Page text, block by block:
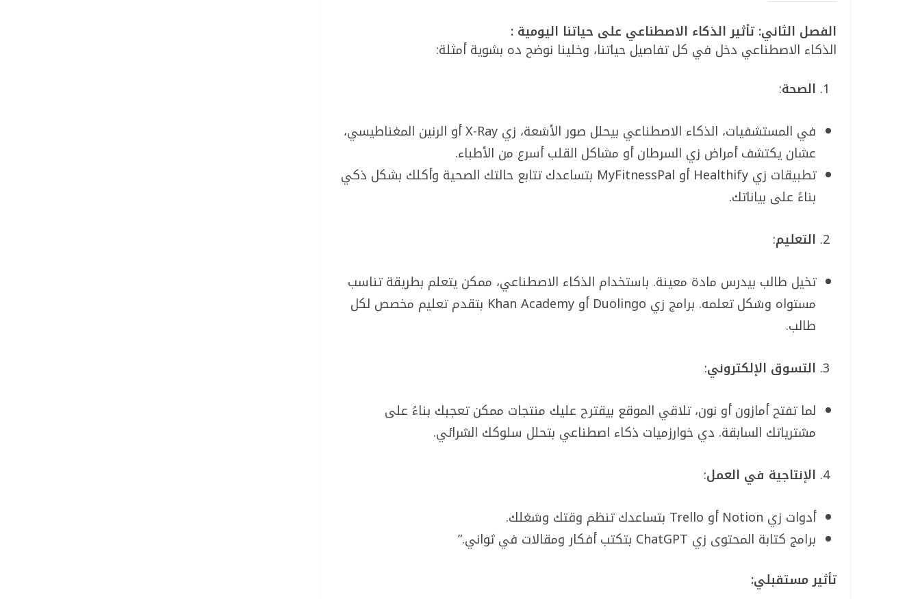
الفصل الثاني: تأثير الذكاء الاصطناعي على حياتنا اليومية :
الذكاء الاصطناعي دخل في كل تفاصيل حياتنا، وخلينا نوضح ده بشوية أمثلة:
الصحة:
في المستشفيات، الذكاء الاصطناعي بيحلل صور الأشعة، زي X-Ray أو الرنين المغناطيسي،
عشان يكتشف أمراض زي السرطان أو مشاكل القلب أسرع من الأطباء.
تطبيقات زي Healthify أو MyFitnessPal بتساعدك تتابع حالتك الصحية وأكلك بشكل ذكي
بناءً على بياناتك.
التعليم:
تخيل طالب بيدرس مادة معينة. باستخدام الذكاء الاصطناعي، ممكن يتعلم بطريقة تناسب
مستواه وشكل تعلمه. برامج زي Duolingo أو Khan Academy بتقدم تعليم مخصص لكل
طالب.
التسوق الإلكتروني:
لما تفتح أمازون أو نون، تلاقي الموقع بيقترح عليك منتجات ممكن تعجبك بناءً على
مشترياتك السابقة. دي خوارزميات ذكاء اصطناعي بتحلل سلوكك الشرائي.
الإنتاجية في العمل:
أدوات زي Notion أو Trello بتساعدك تنظم وقتك وشغلك.
برامج كتابة المحتوى زي ChatGPT بتكتب أفكار ومقالات في ثواني.”
تأثير مستقبلي: